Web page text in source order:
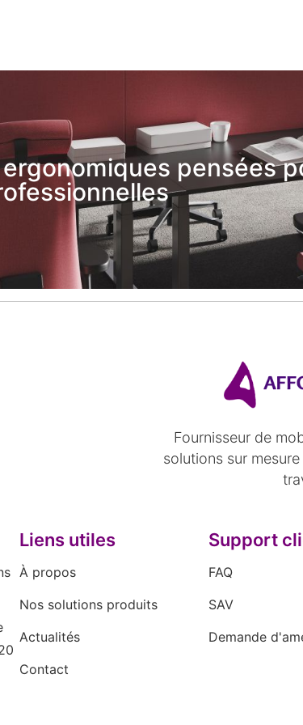
pensées
Fournisseur de
solutions sur
Liens utiles
À propos
Nos solutions produits
Actualités
Contact
Support
FAQ
SAV
Demande